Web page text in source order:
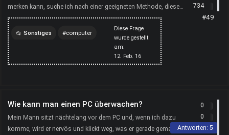
merken kann, suche ich nach einer geeigneten Methode, diese
verschlüsselt auf meinem PC zu speichern. Kennt...
Diese Frage
wurde gestellt
am:
12. Feb. 16
Sonstiges computer
734
#49
Wie kann man einen PC überwachen?
Mein Mann sitzt nächtelang vor dem PC und, wenn ich dazu
komme, wird er nervös und klickt weg, was er gerade gemacht
0
0
Antworten: 5